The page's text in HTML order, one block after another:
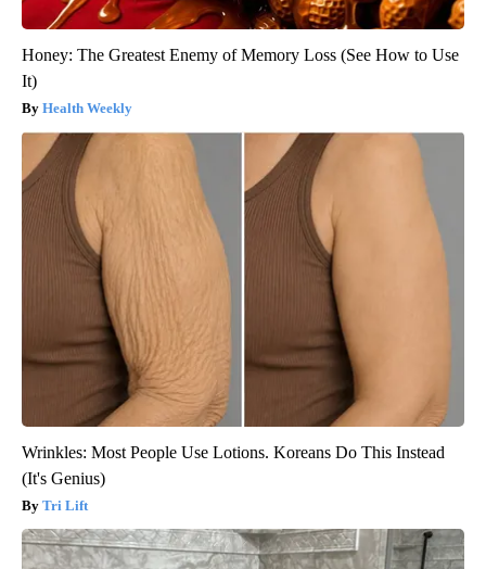
Honey: The Greatest Enemy of Memory Loss (See How to Use
It)
Health Weekly
Wrinkles: Most People Use Lotions. Koreans Do This Instead
(It's Genius)
Tri Lift